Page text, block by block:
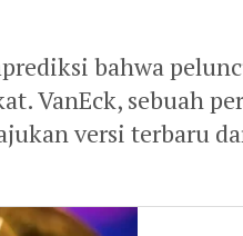
bahwa
VanEck, sebuah
versi terbaru